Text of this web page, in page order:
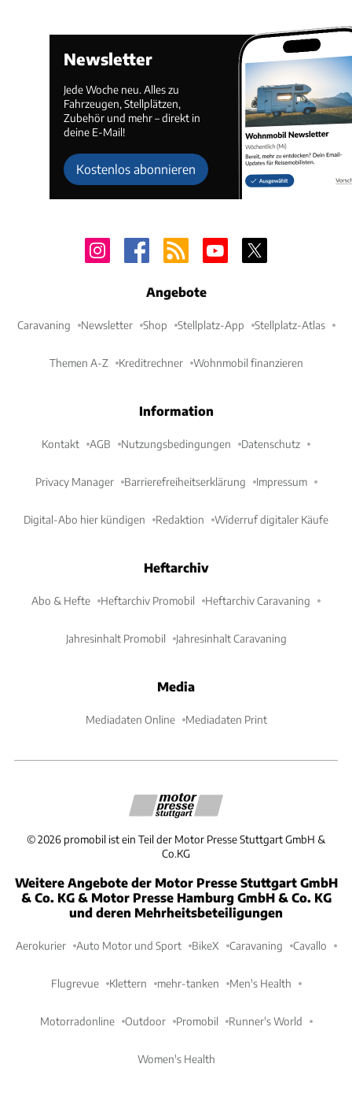
Newsletter
Jede Woche neu. Alles zu
Fahrzeugen, Stellplätzen,
Zubehör und mehr – direkt in
deine E-Mail!
Kostenlos abonnieren
Angebote
Caravaning Newsletter Shop Stellplatz-App Stellplatz-Atlas
Themen A-Z Kreditrechner Wohnmobil finanzieren
Information
Kontakt AGB Nutzungsbedingungen Datenschutz
Privacy Manager Barrierefreiheitserklärung Impressum
Digital-Abo hier kündigen Redaktion Widerruf digitaler Käufe
Heftarchiv
Abo & Hefte Heftarchiv Promobil Heftarchiv Caravaning
Jahresinhalt Promobil Jahresinhalt Caravaning
Media
Mediadaten Online Mediadaten Print
©2026 promobil ist ein Teil der Motor Presse Stuttgart GmbH &
Co.KG
Weitere Angebote der Motor Presse Stuttgart GmbH
& Co. KG & Motor Presse Hamburg GmbH & Co. KG
und deren Mehrheitsbeteiligungen
Aerokurier Auto Motor und Sport BikeX Caravaning Cavallo
Flugrevue Klettern mehr-tanken Men's Health
Motorradonline Outdoor Promobil Runner's World
Women's Health